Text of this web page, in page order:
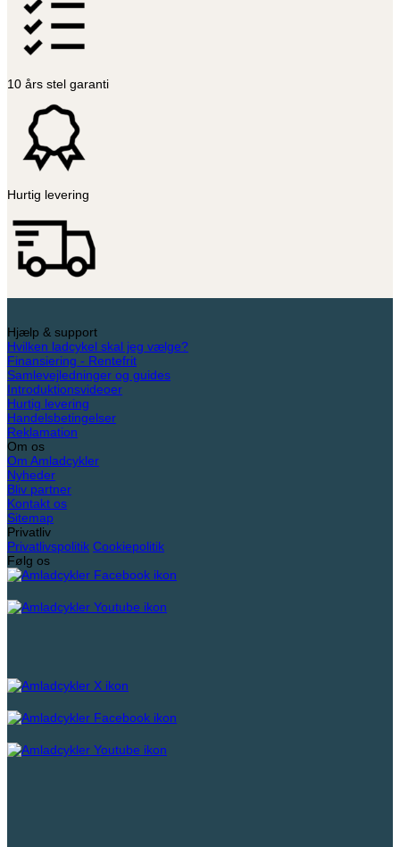
10 års stel garanti
Hurtig levering
Hjælp & support
Hvilken ladcykel skal jeg vælge?
Finansiering - Rentefrit
Samlevejledninger og guides
Introduktionsvideoer
Hurtig levering
Handelsbetingelser
Reklamation
Om os
Om Amladcykler
Nyheder
Bliv partner
Kontakt os
Sitemap
Privatliv
Privatlivspolitik Cookiepolitik
Følg os